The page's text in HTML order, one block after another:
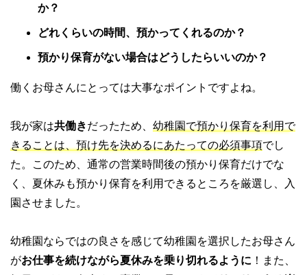
か？
どれくらいの時間、預かってくれるのか？
預かり保育がない場合はどうしたらいいのか？
働くお母さんにとっては大事なポイントですよね。
我が家は共働きだったため、 幼稚園で預かり保育を利用で
きることは、預け先を決めるにあたっての必須事項でし
た。このため、通常の営業時間後の預かり保育だけでな
く、夏休みも預かり保育を利用できるところを厳選し、入
園させました。
幼稚園ならではの良さを感じて幼稚園を選択したお母さん
がお仕事を続けながら夏休みを乗り切れるように ！また、